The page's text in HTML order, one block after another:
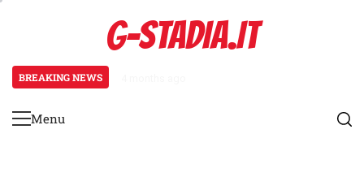
G-STADIA.IT
BREAKING NEWS
Primary
Menu